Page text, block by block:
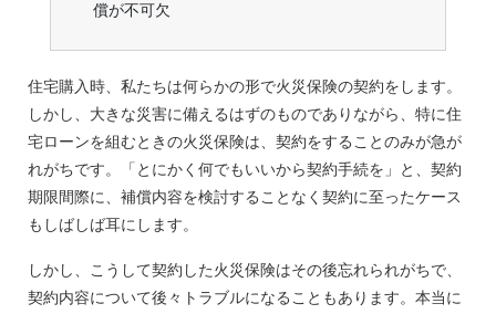
償が不可欠
住宅購入時、私たちは何らかの形で火災保険の契約をします。
しかし、大きな災害に備えるはずのものでありながら、特に住
宅ローンを組むときの火災保険は、契約をすることのみが急が
れがちです。「とにかく何でもいいから契約手続を」と、契約
期限間際に、補償内容を検討することなく契約に至ったケース
もしばしば耳にします。
しかし、こうして契約した火災保険はその後忘れられがちで、
契約内容について後々トラブルになることもあります。本当に